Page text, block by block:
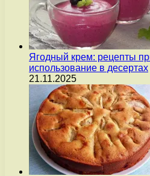
Ягодный крем: рецепты
использование в десертах
21.11.2025